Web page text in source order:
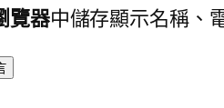
覽器中儲存顯示名稱、